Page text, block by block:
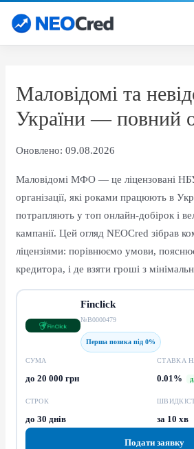
Маловідомі та
України — повний
Оновлено: 09.08.2026
Маловідомі МФО — це ліцензовані
організації, які роками працюють в
потрапляють у топ онлайн-добірок і
кампанії. Цей огляд NEOCred зібрав
ліцензіями: порівнюємо умови,
кредитора, і де взяти гроші з
Finclick
№В0000479
Перша позика під 0%
СУМА
до 20 000 грн
СТАВКА
0.01%
СТРОК
до 30 днів за 10 хв
Подати заявку